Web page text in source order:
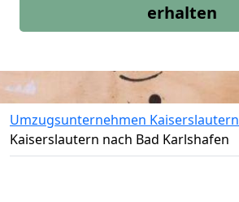
erhalten
Umzugsunternehmen Kaiserslautern
Kaiserslautern nach Bad Karlshafen